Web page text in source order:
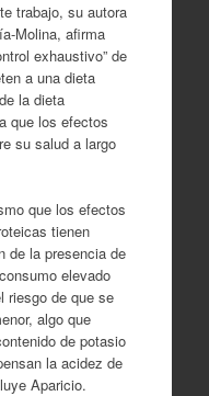
trabajo, su autora
Molina, afirma
exhaustivo” de
a una dieta
la dieta
que los efectos
su salud a largo
que los efectos
tienen
de la presencia de
elevado
riesgo de que se
algo que
de potasio
la acidez de
Aparicio.